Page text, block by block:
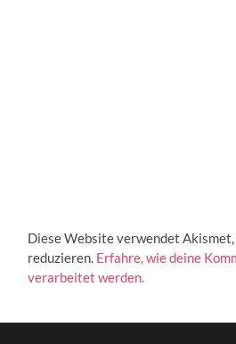
Diese Website verwendet Akismet,
reduzieren. Erfahre, wie deine
verarbeitet werden.